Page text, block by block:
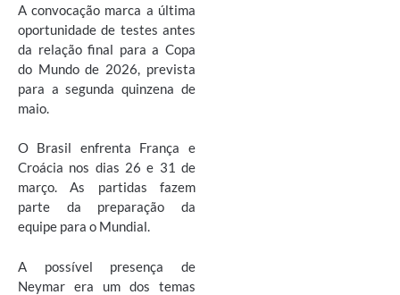
A convocação marca a última
oportunidade de testes antes
da relação final para a Copa
do Mundo de 2026, prevista
para a segunda quinzena de
maio.
O Brasil enfrenta França e
Croácia nos dias 26 e 31 de
março. As partidas fazem
parte da preparação da
equipe para o Mundial.
A possível presença de
Neymar era um dos temas